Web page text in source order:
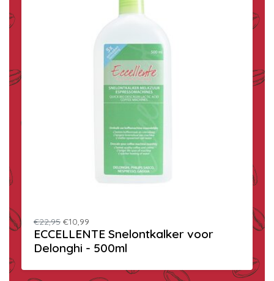
€22,95 €10,99
ECCELLENTE Snelontkalker voor
Delonghi - 500ml